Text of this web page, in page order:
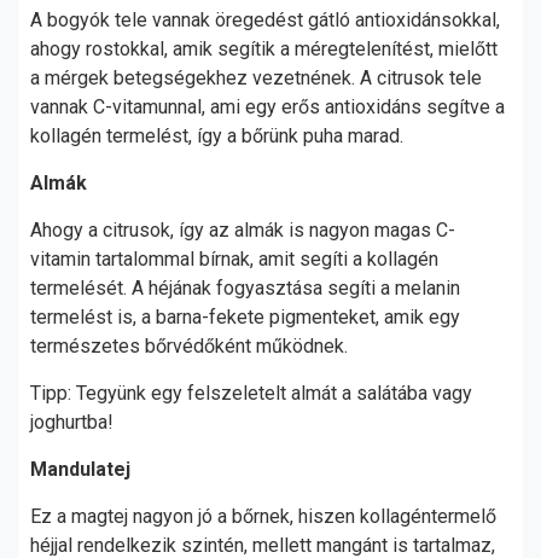
A bogyók tele vannak öregedést gátló antioxidánsokkal,
ahogy rostokkal, amik segítik a méregtelenítést, mielőtt
a mérgek betegségekhez vezetnének. A citrusok tele
vannak C-vitamunnal, ami egy erős antioxidáns segítve a
kollagén termelést, így a bőrünk puha marad.
Almák
Ahogy a citrusok, így az almák is nagyon magas C-
vitamin tartalommal bírnak, amit segíti a kollagén
termelését. A héjának fogyasztása segíti a melanin
termelést is, a barna-fekete pigmenteket, amik egy
természetes bőrvédőként működnek.
Tipp: Tegyünk egy felszeletelt almát a salátába vagy
joghurtba!
Mandulatej
Ez a magtej nagyon jó a bőrnek, hiszen kollagéntermelő
héjjal rendelkezik szintén, mellett mangánt is tartalmaz,